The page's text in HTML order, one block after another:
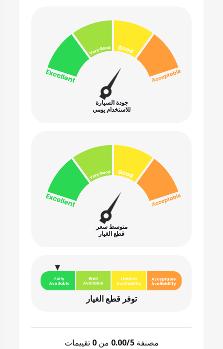
جودة السيارة
للاستخدام يومي
متوسط سعر
قطع الغيار
توفر قطع الغيار
مصنفة0.00/5 من0 تقييمات